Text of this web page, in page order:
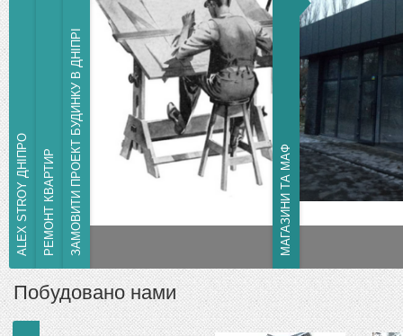
ALEX STROY ДНІПРОРЕМОНТ КВАРТИРЗАМОВИТИ ПРОЕКТ БУДИНКУ В ДНІПРІМАГАЗИНИ ТА МАФБУДІВНИЦТВО БУДІВЕЛЬ В АПК
Побудовано нами